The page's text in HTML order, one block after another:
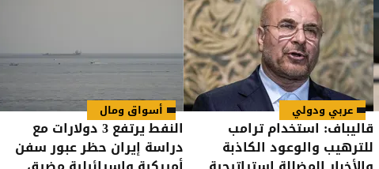
عربي ودولي
قاليباف: استخدام ترامب
للترهيب والوعود الكاذبة
أسواق ومال
النفط يرتفع 3 دولارات مع
دراسة إيران حظر عبور سفن